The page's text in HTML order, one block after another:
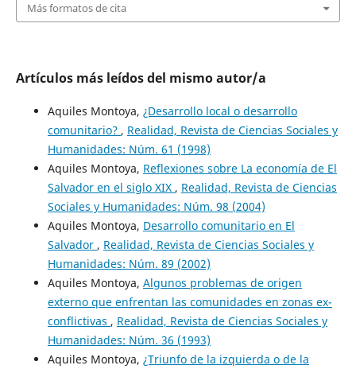
Más formatos de cita
Artículos más leídos del mismo autor/a
Aquiles Montoya, ¿Desarrollo local o desarrollo
comunitario? , Realidad, Revista de Ciencias Sociales y
Humanidades: Núm. 61 (1998)
Aquiles Montoya, Reflexiones sobre La economía de El
Salvador en el siglo XIX , Realidad, Revista de Ciencias
Sociales y Humanidades: Núm. 98 (2004)
Aquiles Montoya, Desarrollo comunitario en El
Salvador , Realidad, Revista de Ciencias Sociales y
Humanidades: Núm. 89 (2002)
Aquiles Montoya, Algunos problemas de origen
externo que enfrentan las comunidades en zonas ex-
conflictivas , Realidad, Revista de Ciencias Sociales y
Humanidades: Núm. 36 (1993)
Aquiles Montoya, ¿Triunfo de la izquierda o de la